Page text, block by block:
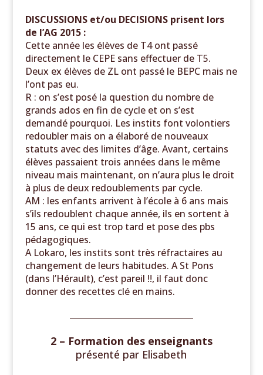
DISCUSSIONS et/ou DECISIONS prisent lors
de l’AG 2015 :
Cette année les élèves de T4 ont passé
directement le CEPE sans effectuer de T5.
Deux ex élèves de ZL ont passé le BEPC mais ne
l’ont pas eu.
R : on s’est posé la question du nombre de
grands ados en fin de cycle et on s’est
demandé pourquoi. Les instits font volontiers
redoubler mais on a élaboré de nouveaux
statuts avec des limites d’âge. Avant, certains
élèves passaient trois années dans le même
niveau mais maintenant, on n’aura plus le droit
à plus de deux redoublements par cycle.
AM : les enfants arrivent à l’école à 6 ans mais
s’ils redoublent chaque année, ils en sortent à
15 ans, ce qui est trop tard et pose des pbs
pédagogiques.
A Lokaro, les instits sont très réfractaires au
changement de leurs habitudes. A St Pons
(dans l’Hérault), c’est pareil !!, il faut donc
donner des recettes clé en mains.
2 – Formation des enseignants
présenté par Elisabeth